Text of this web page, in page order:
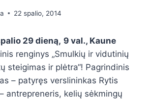
22 spalio, 2014
29 dieną, 9 val., Kaune
renginys „Smulkių ir vidutinių
steigimas ir plėtra“! Pagrindinis
– patyręs verslininkas Rytis
antrepreneris, kelių sėkmingų